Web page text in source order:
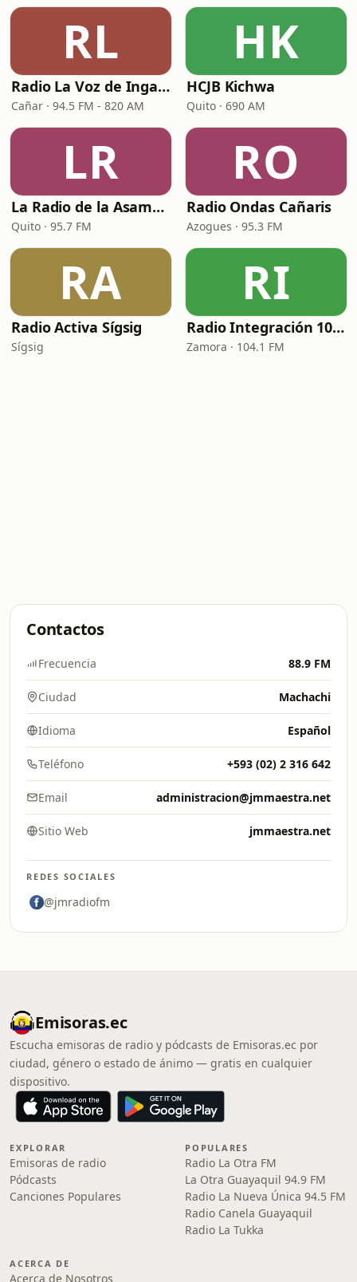
RL
Radio La Voz de Ingapirca
Cañar · 94.5 FM - 820 AM
HK
HCJB Kichwa
Quito · 690 AM
LR
La Radio de la Asamblea Nacional
Quito · 95.7 FM
RO
Radio Ondas Cañaris
Azogues · 95.3 FM
RA
Radio Activa Sígsig
Sígsig
RI
Radio Integración 104.1 FM
Zamora · 104.1 FM
Contactos
Frecuencia 88.9 FM
Ciudad Machachi
Idioma Español
Teléfono +593 (02) 2 316 642
Email administracion@jmmaestra.net
Sitio Web jmmaestra.net
REDES SOCIALES
@jmradiofm
Emisoras.ec
Escucha emisoras de radio y pódcasts de Emisoras.ec por
ciudad, género o estado de ánimo — gratis en cualquier
dispositivo.
EXPLORAR
Emisoras de radio
Pódcasts
Canciones Populares
POPULARES
Radio La Otra FM
La Otra Guayaquil 94.9 FM
Radio La Nueva Única 94.5 FM
Radio Canela Guayaquil
Radio La Tukka
ACERCA DE
Acerca de Nosotros